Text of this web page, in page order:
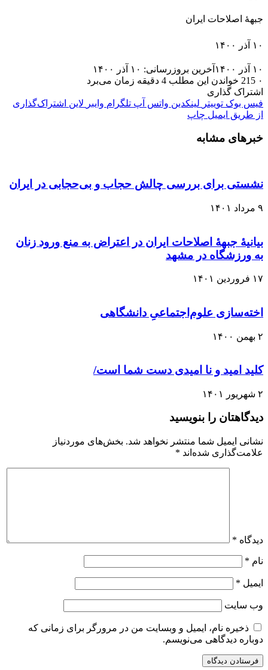
جبههٔ اصلاحات ایران
۱۰ آذر ۱۴۰۰
۱۰ آذر ۱۴۰۰
آخرین بروزرسانی: ۱۰ آذر ۱۴۰۰
۰
خواندن این مطلب 4 دقیقه زمان می‌برد
اشتراک گذاری
فیس بوک توییتر لینکدین واتس آپ تلگرام وایبر لاین اشتراک‌گذاری
از طریق ایمیل چاپ
خبرهای مشابه
نشستی برای بررسی چالش حجاب و بی‌حجابی در ایران
۹ مرداد ۱۴۰۱
بیانیهٔ جبههٔ اصلاحات ایران در اعتراض به منع ورود زنان
به ورزشگاه در مشهد
۱۷ فروردین ۱۴۰۱
اخته‌سازی علوم‌اجتماعیِ دانشگاهی
۲ بهمن ۱۴۰۰
کلید امید و نا امیدی دست شما است/
۲ شهریور ۱۴۰۱
دیدگاهتان را بنویسید
نشانی ایمیل شما منتشر نخواهد شد. بخش‌های موردنیاز
علامت‌گذاری شده‌اند *
دیدگاه *
نام *
ایمیل *
وب‌ سایت
ذخیره نام، ایمیل و وبسایت من در مرورگر برای زمانی که
دوباره دیدگاهی می‌نویسم.